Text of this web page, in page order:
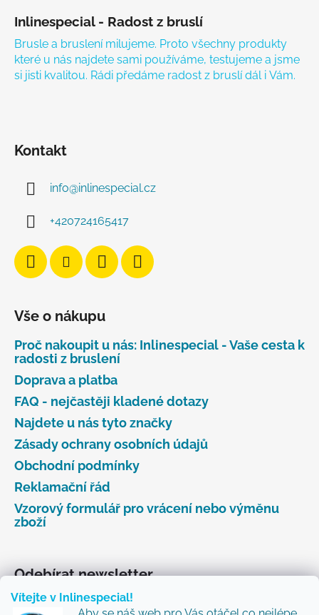
Vítejte v Inlinespecial!
Inlinespecial - Radost z bruslí
Brusle a bruslení milujeme. Proto všechny produkty
které u nás najdete sami používáme, testujeme a jsme
si jisti kvalitou. Rádi předáme radost z bruslí dál i Vám.
Kontakt
info@inlinespecial.cz
+420724165417
Vše o nákupu
Proč nakoupit u nás: Inlinespecial - Vaše cesta k
radosti z bruslení
Doprava a platba
FAQ - nejčastěji kladené dotazy
Najdete u nás tyto značky
Zásady ochrany osobních údajů
Obchodní podmínky
Reklamační řád
Vzorový formulář pro vrácení nebo výměnu
zboží
Odebírat newsletter
Vložte svůj e-mail a my vám budeme zasílat informace